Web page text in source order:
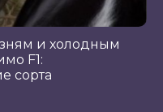
и холодным
F1:
сорта